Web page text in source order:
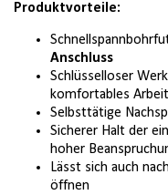
Produktvorteile:
Anschluss
Schlüsselloser
komfortables
Selbsttätige
Sicherer Halt der
hoher
Lässt sich auch
öffnen